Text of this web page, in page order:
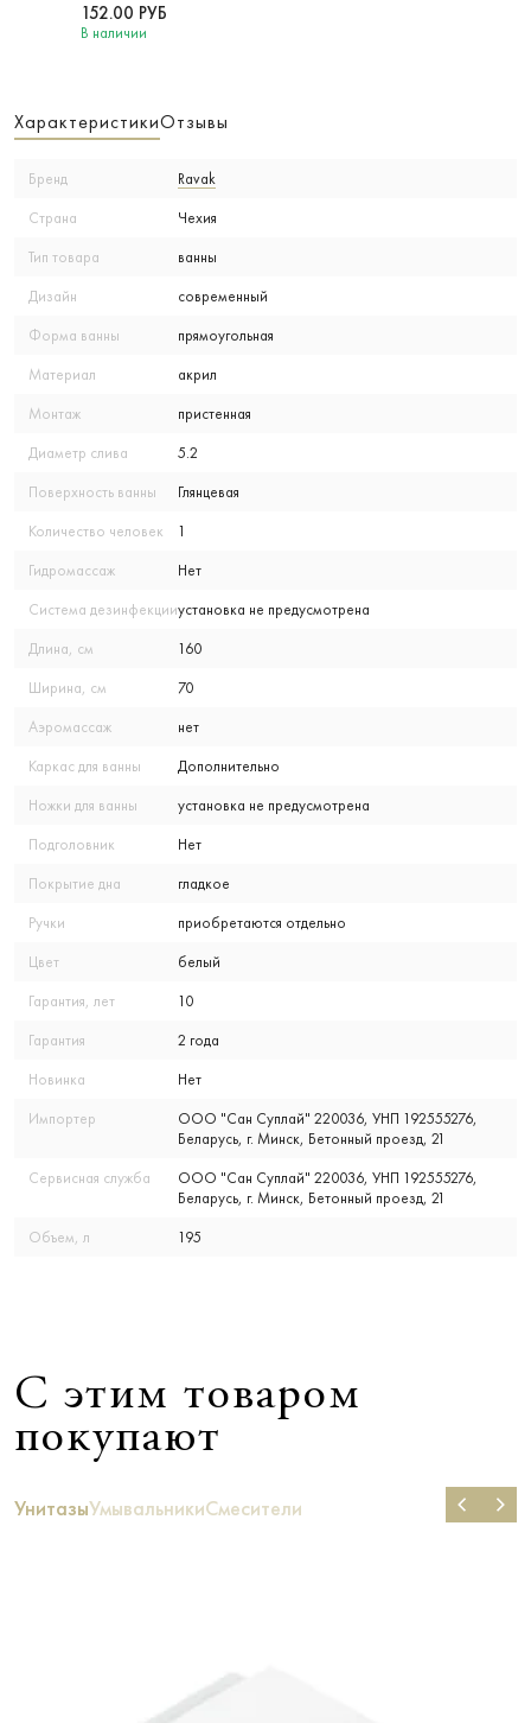
В наличии
152.00 РУБ
ХарактеристикиОтзывы
Бренд Ravak
Страна Чехия
Тип товара ванны
Дизайн современный
Форма ванны прямоугольная
Материал акрил
Монтаж пристенная
Диаметр слива 5.2
Поверхность ванны Глянцевая
Количество человек 1
Гидромассаж Нет
Система дезинфекцииустановка не предусмотрена
Длина, см 160
Ширина, см 70
Аэромассаж нет
Каркас для ванны Дополнительно
Ножки для ванны установка не предусмотрена
Подголовник Нет
Покрытие дна гладкое
Ручки приобретаются отдельно
Цвет белый
Гарантия, лет 10
Гарантия 2 года
Новинка Нет
Импортер
ООО "Сан Суплай" 220036, УНП 192555276,
Беларусь, г. Минск, Бетонный проезд, 21
Сервисная служба
ООО "Сан Суплай" 220036, УНП 192555276,
Беларусь, г. Минск, Бетонный проезд, 21
Объем, л 195
С этим товаром
покупают
УнитазыУмывальникиСмесители